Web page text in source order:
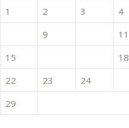
1
2 3 4
9 11
15
18
22
23 24
29